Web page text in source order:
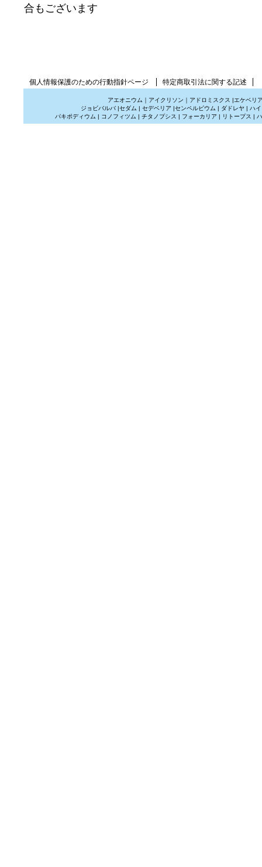
合もございます
アエオニウム ｜ アイクリソン ｜ アドロミスクス |エケベリ
ジョビバルバ |セダム | セデベリア |センペルビウム | ダドレヤ | ハ
パキポディウム | コノフィツム | チタノプシス | フォーカリア | リトープス |
個人情報保護のための行動指針ページ 特定商取引法に関する記述